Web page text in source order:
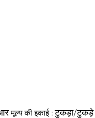
मूल्य की इकाई :टुकड़ा/टुकड़े